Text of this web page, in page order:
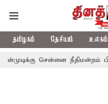
தமிழகம் தேசியம் உலகம்
நீதிமன்றம் பிடிவாராண்ட்